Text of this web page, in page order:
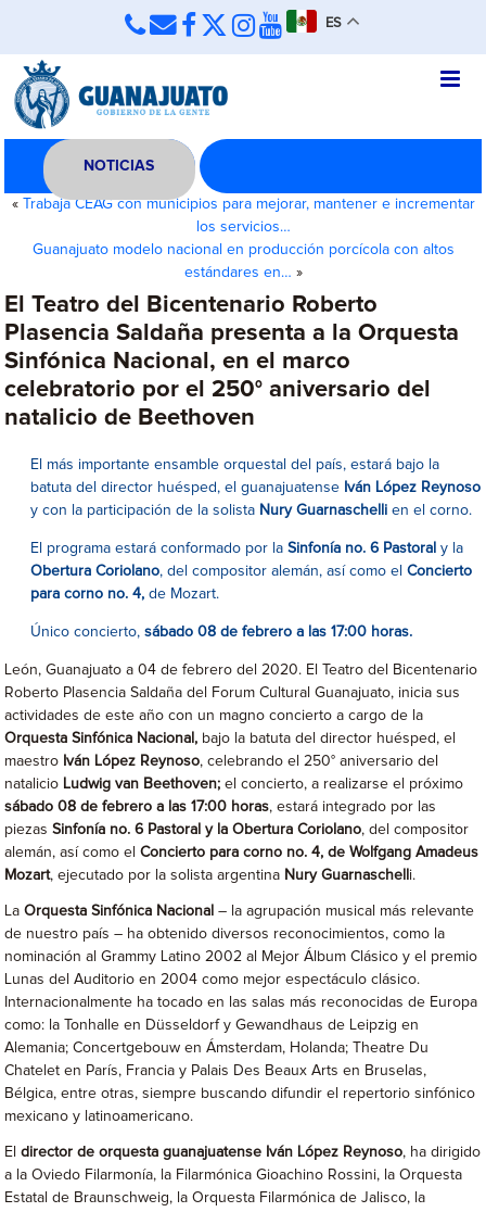
ES
NOTICIAS
«
Trabaja CEAG con municipios para mejorar, mantener e incrementar
los servicios…
Guanajuato modelo nacional en producción porcícola con altos
estándares en… »
El Teatro del Bicentenario Roberto
Plasencia Saldaña presenta a la Orquesta
Sinfónica Nacional, en el marco
celebratorio por el 250° aniversario del
natalicio de Beethoven
El más importante ensamble orquestal del país, estará bajo la
batuta del director huésped, el guanajuatense Iván López Reynoso
y con la participación de la solista Nury Guarnaschellien el corno.
El programa estará conformado por laSinfonía no. 6 Pastoral y la
Obertura Coriolano, del compositor alemán, así como elConcierto
para corno no. 4, de Mozart.
Único concierto,sábado 08 de febrero a las 17:00 horas.
León, Guanajuato a 04 de febrero del 2020. El Teatro del Bicentenario
Roberto Plasencia Saldaña del Forum Cultural Guanajuato, inicia sus
actividades de este año con un magno concierto a cargo de la
Orquesta Sinfónica Nacional, bajo la batuta del director huésped, el
maestro Iván López Reynoso, celebrando el 250° aniversario del
natalicio Ludwig van Beethoven;el concierto, a realizarse el próximo
sábado 08 de febrero a las 17:00 horas, estará integrado por las
piezasSinfonía no. 6 Pastoral y la Obertura Coriolano, del compositor
alemán, así como elConcierto para corno no. 4, de Wolfgang Amadeus
Mozart, ejecutado por la solista argentina Nury Guarnaschell i.
LaOrquesta Sinfónica Nacional– la agrupación musical más relevante
de nuestro país – ha obtenido diversos reconocimientos, como la
nominación al Grammy Latino 2002 al Mejor Álbum Clásico y el premio
Lunas del Auditorio en 2004 como mejor espectáculo clásico.
Internacionalmente ha tocado en las salas más reconocidas de Europa
como: la Tonhalle en Düsseldorf y Gewandhaus de Leipzig en
Alemania; Concertgebouw en Ámsterdam, Holanda; Theatre Du
Chatelet en París, Francia y Palais Des Beaux Arts en Bruselas,
Bélgica, entre otras, siempre buscando difundir el repertorio sinfónico
mexicano y latinoamericano.
Eldirector de orquesta guanajuatense Iván López Reynoso, ha dirigido
a la Oviedo Filarmonía, la Filarmónica Gioachino Rossini, la Orquesta
Estatal de Braunschweig, la Orquesta Filarmónica de Jalisco, la